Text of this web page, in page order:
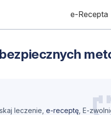
e-Recepta
leczenie, e-receptę , E-